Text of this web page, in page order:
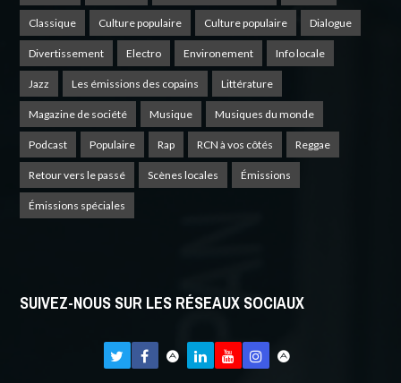
Classique Culture populaire Culture populaire Dialogue
Divertissement Electro Environement Info locale
Jazz Les émissions des copains Littérature
Magazine de société Musique Musiques du monde
Podcast Populaire Rap RCN à vos côtés Reggae
Retour vers le passé Scènes locales Émissions
Émissions spéciales
SUIVEZ-NOUS SUR LES RÉSEAUX SOCIAUX